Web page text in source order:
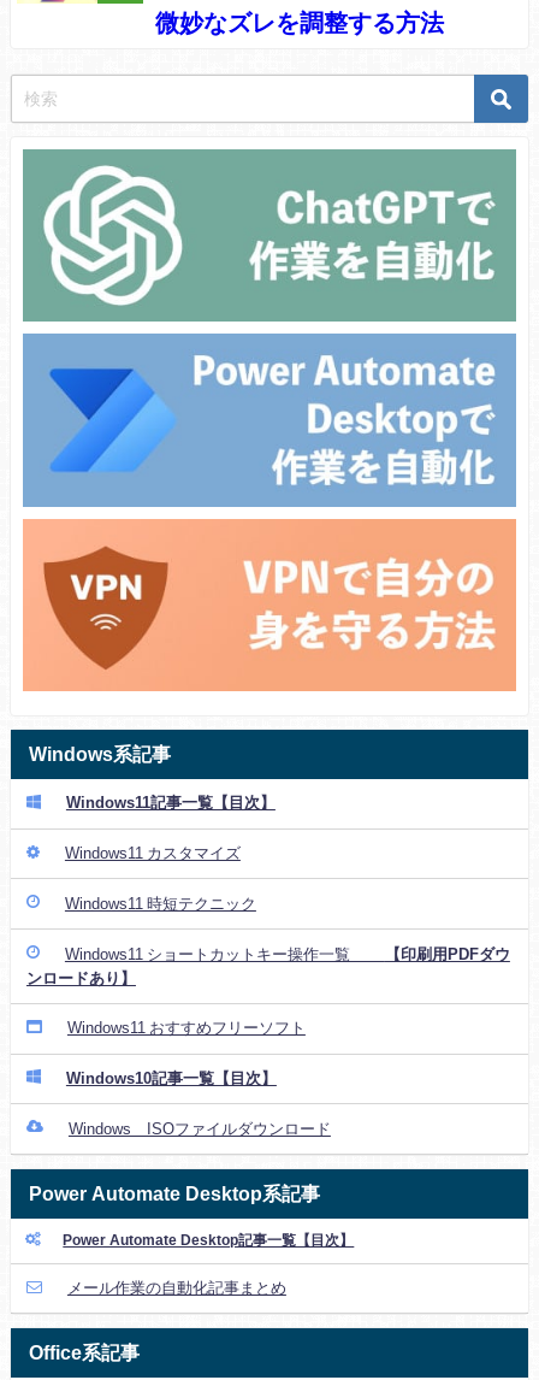
微妙なズレを調整する方法
Windows系記事
Windows11記事一覧【目次】
Windows11 カスタマイズ
Windows11 時短テクニック
Windows11 ショートカットキー操作一覧
【印刷用PDFダウ
ンロードあり】
Windows11 おすすめフリーソフト
Windows10記事一覧【目次】
Windows ISOファイルダウンロード
Power Automate Desktop系記事
Power Automate Desktop記事一覧【目次】
メール作業の自動化記事まとめ
Office系記事